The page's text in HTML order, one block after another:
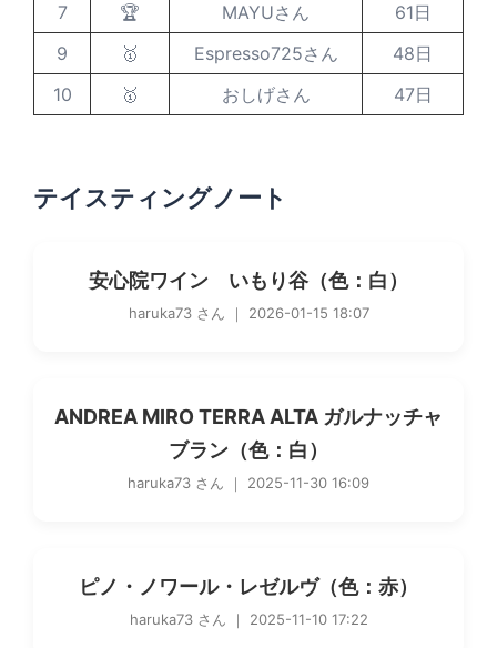
7
🏆 MAYUさん
61日
9
🥇 Espresso725さん
48日
10
🥇 おしげさん 47日
テイスティングノート
安心院ワイン いもり谷（色：白）
haruka73 さん ｜ 2026-01-15 18:07
ANDREA MIRO TERRA ALTA ガルナッチャ
ブラン（色：白）
haruka73 さん ｜ 2025-11-30 16:09
ピノ・ノワール・レゼルヴ（色：赤）
haruka73 さん ｜ 2025-11-10 17:22